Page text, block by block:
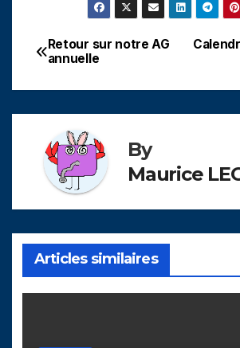
Navigation
de
l’article
Retour sur notre AG
annuelle
By
Maurice
Articles similaires